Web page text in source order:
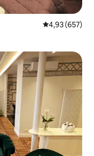
4,93 ud af 5 i
4,93 (657)